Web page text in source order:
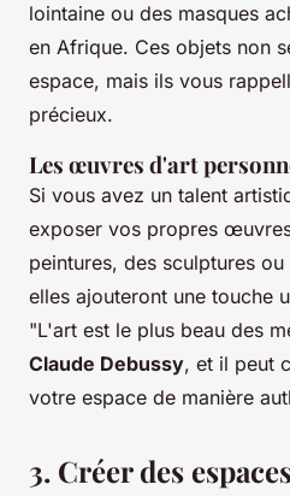
lointaine ou des masques
en Afrique. Ces objets non
espace, mais ils vous
précieux.
Les œuvres d'art
Si vous avez un talent
exposer vos propres
peintures, des sculptures
elles ajouteront une touche
"L'art est le plus beau des
Claude Debussy, et il peut
votre espace de manière
3. Créer des